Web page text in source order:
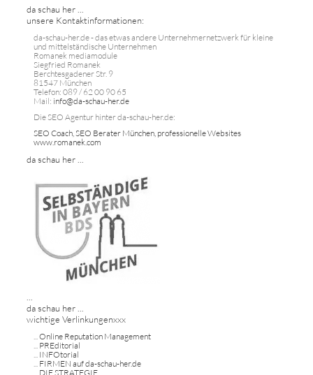
da schau her ...
unsere Kontaktinformationen:
da-schau-her.de - das etwas andere Unternehmernetzwerk für kleine
und mittelständische Unternehmen
Romanek mediamodule
Siegfried Romanek
Berchtesgadener Str. 9
81547 München
Telefon: 089 / 62 00 90 65
Mail: info@da-schau-her.de
Die SEO Agentur hinter da-schau-her.de:
SEO Coach, SEO Berater München, professionelle Websites
www.romanek.com
da schau her ...
...
da schau her ...
wichtige Verlinkungenxxx
...Online Reputation Management
... PREditorial
... INFOtorial
... FIRMEN auf da-schau-her.de
DIE STRATEGIE